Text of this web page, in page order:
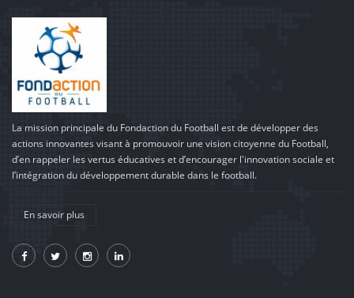
La mission principale du Fondaction du Football est de développer des
actions innovantes visant à promouvoir une vision citoyenne du Football,
d’en rappeler les vertus éducatives et d’encourager l'innovation sociale et
l’intégration du développement durable dans le football.
En savoir plus